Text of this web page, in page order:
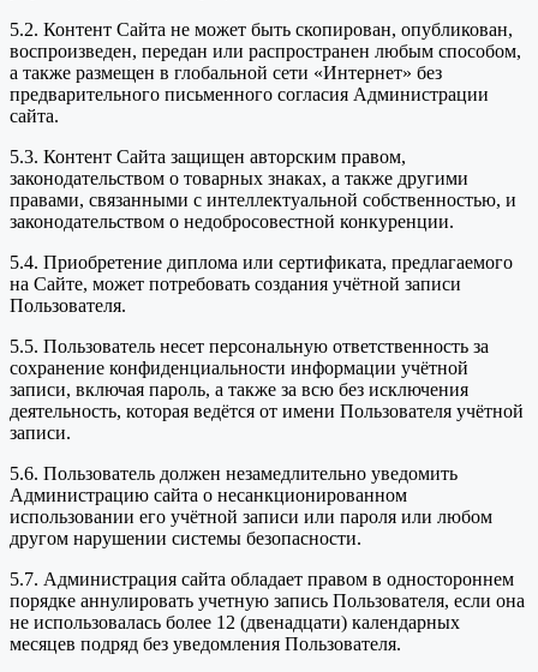
5.2. Контент Сайта не может быть скопирован, опубликован,
воспроизведен, передан или распространен любым способом,
а также размещен в глобальной сети «Интернет» без
предварительного письменного согласия Администрации
сайта.
5.3. Контент Сайта защищен авторским правом,
законодательством о товарных знаках, а также другими
правами, связанными с интеллектуальной собственностью, и
законодательством о недобросовестной конкуренции.
5.4. Приобретение диплома или сертификата, предлагаемого
на Сайте, может потребовать создания учётной записи
Пользователя.
5.5. Пользователь несет персональную ответственность за
сохранение конфиденциальности информации учётной
записи, включая пароль, а также за всю без исключения
деятельность, которая ведётся от имени Пользователя учётной
записи.
5.6. Пользователь должен незамедлительно уведомить
Администрацию сайта о несанкционированном
использовании его учётной записи или пароля или любом
другом нарушении системы безопасности.
5.7. Администрация сайта обладает правом в одностороннем
порядке аннулировать учетную запись Пользователя, если она
не использовалась более 12 (двенадцати) календарных
месяцев подряд без уведомления Пользователя.